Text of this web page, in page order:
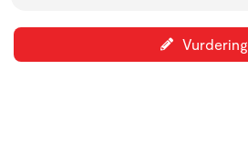
Vurdering